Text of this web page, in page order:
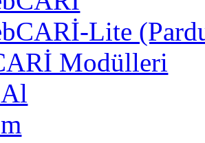
Lite
Modülleri
Al